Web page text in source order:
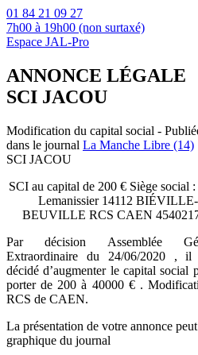
01 84 21 09 27
7h00 à 19h00 (non surtaxé)
Espace JAL-Pro
ANNONCE LÉGALE
SCI JACOU
Modification du capital social -
dans le journal La Manche Libre (14)
SCI JACOU
SCI au capital de 200 € Siège social
Lemanissier 14112 BIÉVILLE-
BEUVILLE RCS CAEN
Par décision Assemblée
Extraordinaire du 24/06/2020 ,
décidé d’augmenter le capital social
porter de 200 à 40000 € .
RCS de CAEN.
La présentation de votre annonce
graphique du journal